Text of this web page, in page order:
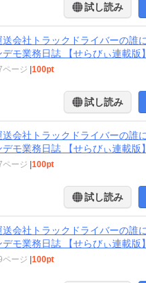
試し読み
送会社トラックドライバーの誰
デモ業務日誌 【せらびぃ連載版
ページ 100pt
試し読み
送会社トラックドライバーの誰
デモ業務日誌 【せらびぃ連載版
ページ 100pt
試し読み
送会社トラックドライバーの誰
デモ業務日誌 【せらびぃ連載版
ページ 100pt